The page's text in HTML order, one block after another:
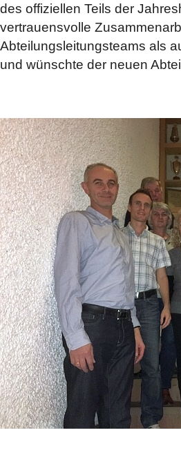
des offiziellen Teils der
vertrauensvolle
Abteilungsleitungsteams als
und wünschte der neuen